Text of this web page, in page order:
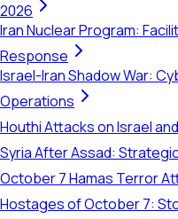
2026
Iran Nuclear Program:
Response
Israel-Iran Shadow War:
Operations
Houthi Attacks on Israel
Syria After Assad:
October 7 Hamas Terror
Hostages of October 7: